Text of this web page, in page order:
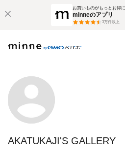
お買いものがもっとお得
minneのアプリ
3万件以上
AKATUKAJI'S GALLERY